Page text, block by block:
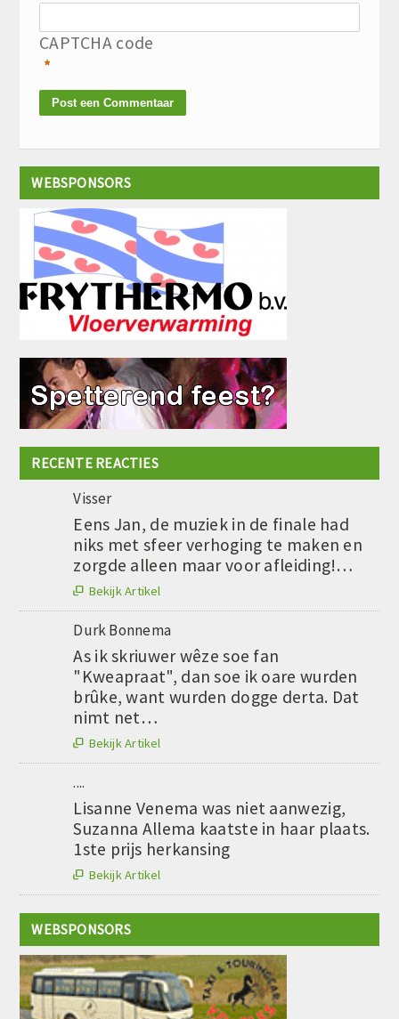
CAPTCHA code
*
WEBSPONSORS
RECENTE REACTIES
Visser
Eens Jan, de muziek in de finale had
niks met sfeer verhoging te maken en
zorgde alleen maar voor afleiding!…
 Bekijk Artikel
Durk Bonnema
As ik skriuwer wêze soe fan
"Kweapraat", dan soe ik oare wurden
brûke, want wurden dogge derta. Dat
nimt net…
 Bekijk Artikel
....
Lisanne Venema was niet aanwezig,
Suzanna Allema kaatste in haar plaats.
1ste prijs herkansing
 Bekijk Artikel
WEBSPONSORS